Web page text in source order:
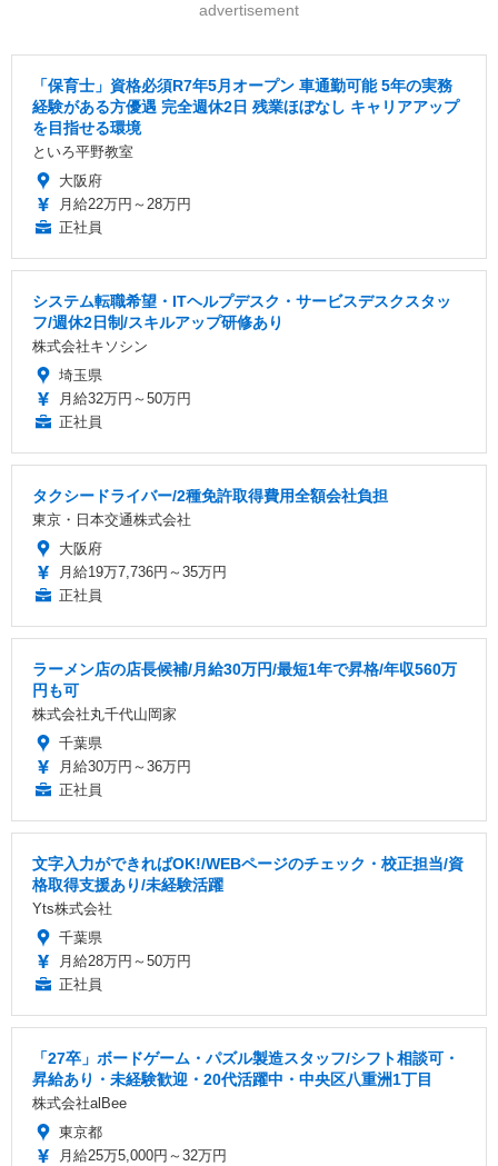
advertisement
「保育士」資格必須R7年5月オープン 車通勤可能 5年の実務
経験がある方優遇 完全週休2日 残業ほぼなし キャリアアップ
を目指せる環境
といろ平野教室
大阪府
月給22万円～28万円
正社員
システム転職希望・ITヘルプデスク・サービスデスクスタッ
フ/週休2日制/スキルアップ研修あり
株式会社キソシン
埼玉県
月給32万円～50万円
正社員
タクシードライバー/2種免許取得費用全額会社負担
東京・日本交通株式会社
大阪府
月給19万7,736円～35万円
正社員
ラーメン店の店長候補/月給30万円/最短1年で昇格/年収560万
円も可
株式会社丸千代山岡家
千葉県
月給30万円～36万円
正社員
文字入力ができればOK!/WEBページのチェック・校正担当/資
格取得支援あり/未経験活躍
Yts株式会社
千葉県
月給28万円～50万円
正社員
「27卒」ボードゲーム・パズル製造スタッフ/シフト相談可・
昇給あり・未経験歓迎・20代活躍中・中央区八重洲1丁目
株式会社alBee
東京都
月給25万5,000円～32万円